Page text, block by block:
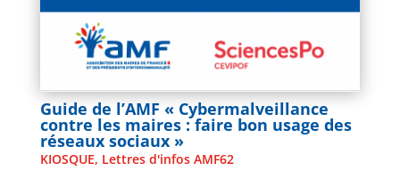
Guide de l’AMF « Cybermalveillance
contre les maires : faire bon usage des
réseaux sociaux »
KIOSQUE, Lettres d'infos AMF62